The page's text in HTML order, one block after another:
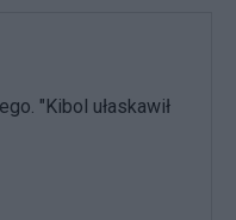
"Kibol ułaskawił